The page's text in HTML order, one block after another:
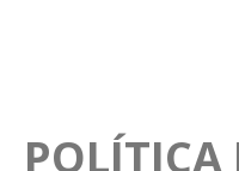
POLÍTICA